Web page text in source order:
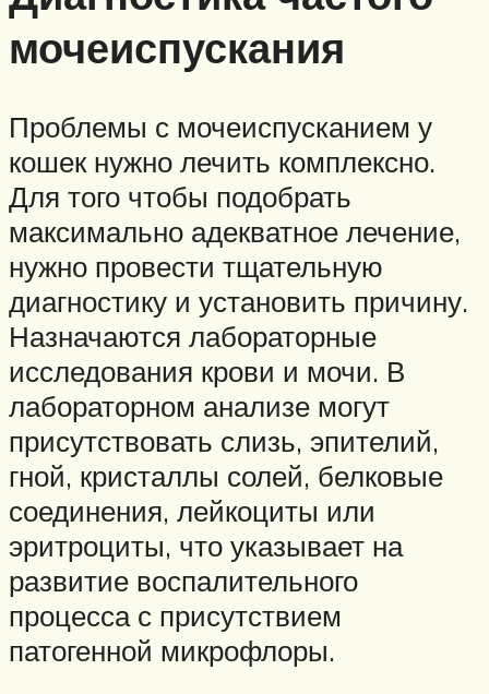
мочеиспускания
Проблемы с мочеиспусканием у
кошек нужно лечить комплексно.
Для того чтобы подобрать
максимально адекватное лечение,
нужно провести тщательную
диагностику и установить причину.
Назначаются лабораторные
исследования крови и мочи. В
лабораторном анализе могут
присутствовать слизь, эпителий,
гной, кристаллы солей, белковые
соединения, лейкоциты или
эритроциты, что указывает на
развитие воспалительного
процесса с присутствием
патогенной микрофлоры.